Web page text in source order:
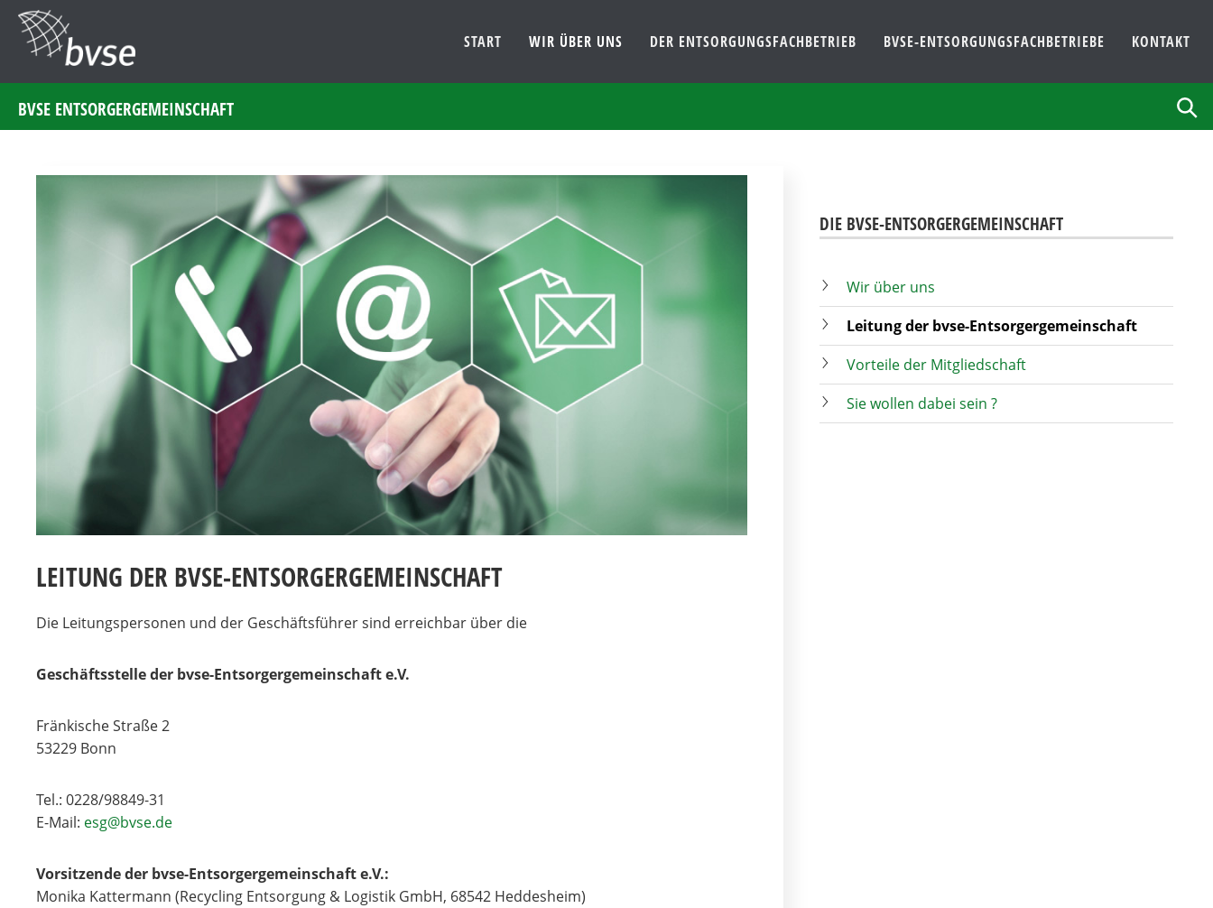
START WIR ÜBER UNS DER ENTSORGUNGSFACHBETRIEB BVSE-ENTSORGUNGSFACHBETRIEBE KONTAKT
BVSE ENTSORGERGEMEINSCHAFT
LEITUNG DER BVSE-ENTSORGERGEMEINSCHAFT
Die Leitungspersonen und der Geschäftsführer sind erreichbar über die
Geschäftsstelle der bvse-Entsorgergemeinschaft e.V.
Fränkische Straße 2
53229 Bonn
Tel.: 0228/98849-31
E-Mail: esg@bvse.de
Vorsitzende der bvse-Entsorgergemeinschaft e.V.:
Monika Kattermann (Recycling Entsorgung & Logistik GmbH, 68542 Heddesheim)
DIE BVSE-ENTSORGERGEMEINSCHAFT
Wir über uns
Leitung der bvse-Entsorgergemeinschaft
Vorteile der Mitgliedschaft
Sie wollen dabei sein ?